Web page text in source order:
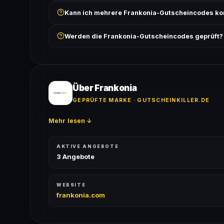
Bedingungen findest du unter „Details".
Kann ich mehrere Frankonia-Gutscheincodes
ausgeschlossen, sofern die Angebotsbedingungen
Werden die Frankonia-Gutscheincodes geprüft?
Über Frankonia
GEPRÜFTE MARKE · GUTSCHEINKILLER.DE
Mehr lesen ↓
AKTIVE ANGEBOTE
3 Angebote
WEBSITE
frankonia.com